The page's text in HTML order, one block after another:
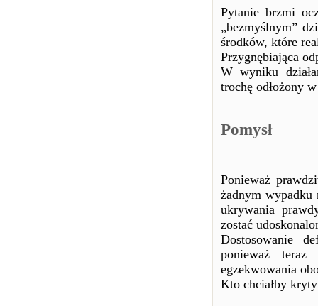
Pytanie brzmi
„bezmyślnym”
środków, które
Przygnębiająca
W wyniku
trochę odłożony
Pomysł
Ponieważ
żadnym wypadku
ukrywania
zostać
Dostosowanie
ponieważ
egzekwowania
Kto chciałby